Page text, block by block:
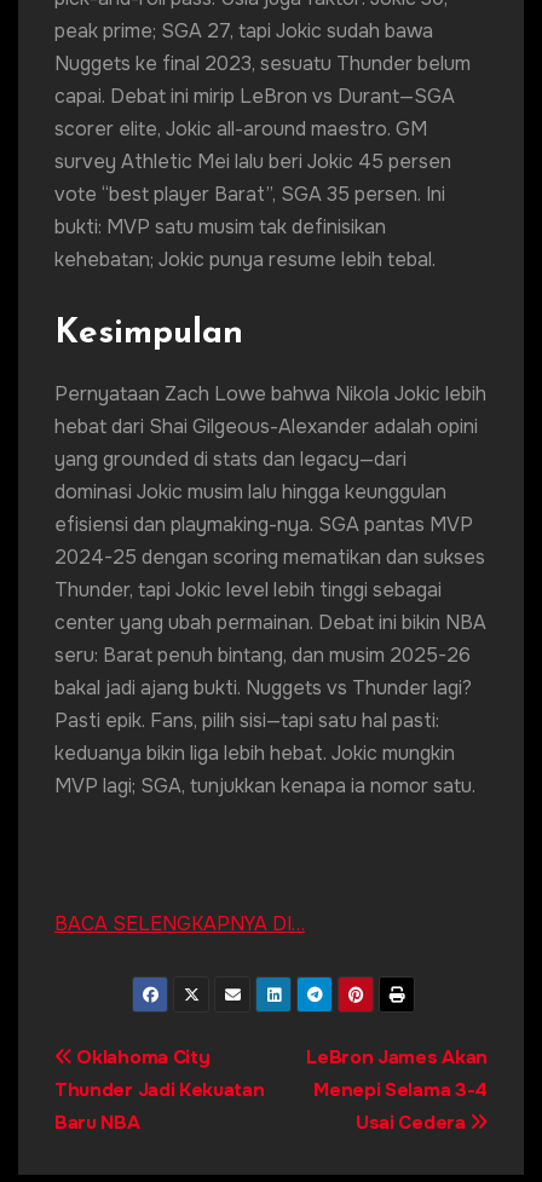
peak prime; SGA 27, tapi Jokic sudah bawa
Nuggets ke final 2023, sesuatu Thunder belum
capai. Debat ini mirip LeBron vs Durant—SGA
scorer elite, Jokic all-around maestro. GM
survey Athletic Mei lalu beri Jokic 45 persen
vote “best player Barat”, SGA 35 persen. Ini
bukti: MVP satu musim tak definisikan
kehebatan; Jokic punya resume lebih tebal.
Kesimpulan
Pernyataan Zach Lowe bahwa Nikola Jokic lebih
hebat dari Shai Gilgeous-Alexander adalah opini
yang grounded di stats dan legacy—dari
dominasi Jokic musim lalu hingga keunggulan
efisiensi dan playmaking-nya. SGA pantas MVP
2024-25 dengan scoring mematikan dan sukses
Thunder, tapi Jokic level lebih tinggi sebagai
center yang ubah permainan. Debat ini bikin NBA
seru: Barat penuh bintang, dan musim 2025-26
bakal jadi ajang bukti. Nuggets vs Thunder lagi?
Pasti epik. Fans, pilih sisi—tapi satu hal pasti:
keduanya bikin liga lebih hebat. Jokic mungkin
MVP lagi; SGA, tunjukkan kenapa ia nomor satu.
BACA SELENGKAPNYA DI…
Post
navigation
LeBron James Akan
Menepi Selama 3-4
Usai Cedera
Oklahoma City
Thunder Jadi Kekuatan
Baru NBA